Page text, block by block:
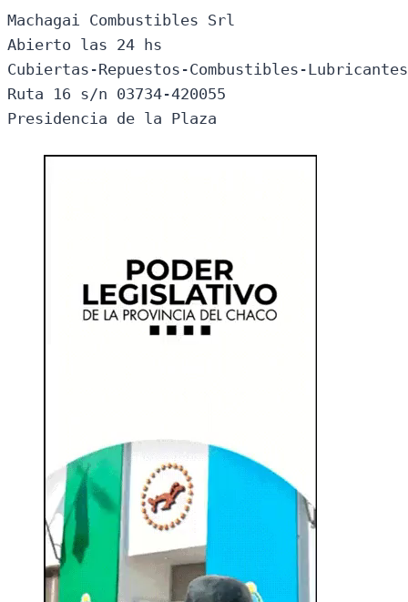
Machagai Combustibles Srl
Abierto las 24 hs
Cubiertas-Repuestos-Combustibles-
Ruta 16 s/n 03734-420055
Presidencia de la Plaza